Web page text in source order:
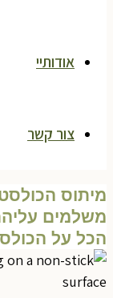
אודותיי
צור קשר
משלמים
הכל על